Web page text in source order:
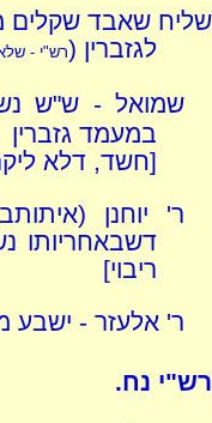
שליח שאבד שקלים
לגזברין (רש"י -
שמואל - ש"ש
במעמד גזברין
[חשד, דלא
ר' יוחנן
דשבאחריותו
ריבוי]
ר' אלעזר - ישבע
רש"י נח.